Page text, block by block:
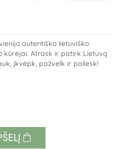
autentiško lietuviško
kūrėjai. Atrask ir patirk Lietuvą
įkvėpk, pažvelk ir paliesk!